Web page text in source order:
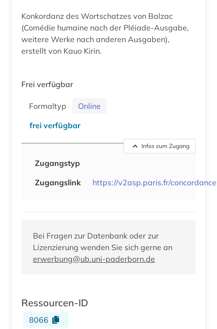
Konkordanz des Wortschatzes von Balzac
(Comédie humaine nach der Pléiade-Ausgabe,
weitere Werke nach anderen Ausgaben),
erstellt von Kauo Kirin.
Frei verfügbar
Formaltyp
Online
frei verfügbar
Infos zum Zugang
Zugangstyp
Zugangslink
https://v2asp.paris.fr/
Bei Fragen zur Datenbank oder zur
Lizenzierung wenden Sie sich gerne an
erwerbung@ub.uni-paderborn.de
Ressourcen-ID
8066